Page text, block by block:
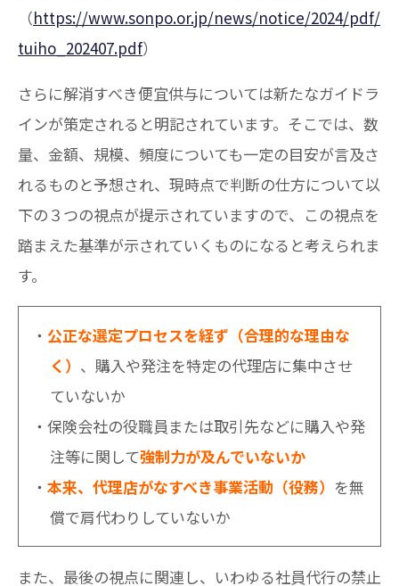
（https://www.sonpo.or.jp/news/notice/2024/pdf/
tuiho_202407.pdf）
さらに解消すべき便宜供与については新たなガイドラ
インが策定されると明記されています。そこでは、数
量、金額、規模、頻度についても一定の目安が言及さ
れるものと予想され、現時点で判断の仕方について以
下の３つの視点が提示されていますので、この視点を
踏まえた基準が示されていくものになると考えられま
す。
公正な選定プロセスを経ず（合理的な理由な
く） 、購入や発注を特定の代理店に集中させ
ていないか
保険会社の役職員または取引先などに購入や発
注等に関して強制力が及んでいないか
本来、代理店がなすべき事業活動（役務） を無
償で肩代わりしていないか
また、最後の視点に関連し、いわゆる社員代行の禁止